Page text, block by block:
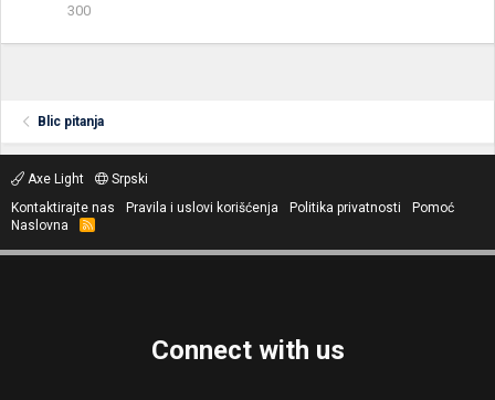
300
Blic pitanja
Axe Light
Srpski
Kontaktirajte nas
Pravila i uslovi korišćenja Politika privatnosti
Pomoć
Naslovna
R
S
Connect with us